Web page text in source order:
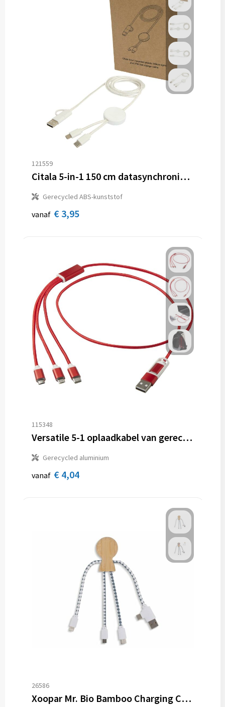
121559
Citala 5-in-1 150 cm datasynchronisatie- en 27 W snellaadkabel van gerecycled plastic
Gerecycled ABS-kunststof
vanaf € 3,95
115348
Versatile 5-1 oplaadkabel van gerecycled aluminium
Gerecycled aluminium
vanaf € 4,04
26586
Xoopar Mr. Bio Bamboo Charging Cable